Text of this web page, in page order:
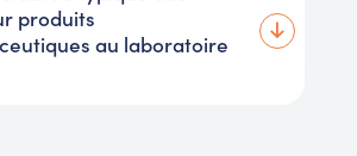
produits
au laboratoire